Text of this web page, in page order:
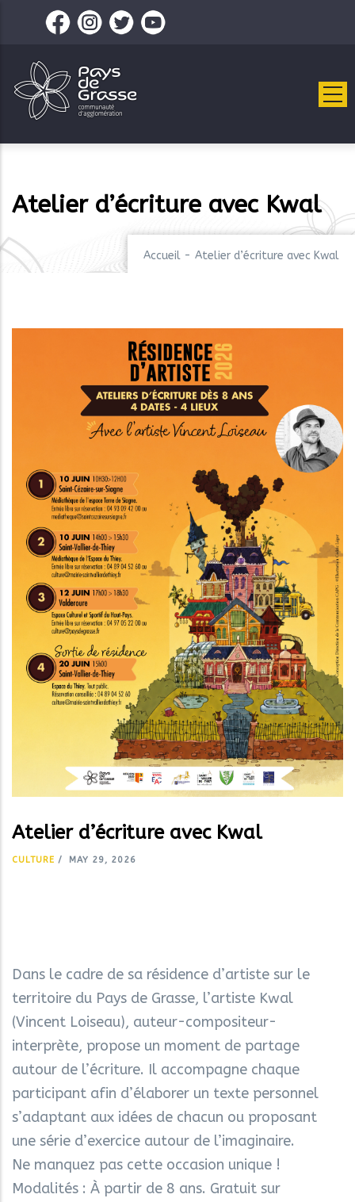
contenu
principal
Atelier d’écriture avec Kwal
Accueil - Atelier d’écriture avec Kwal
Atelier d’écriture avec Kwal
CULTURE / MAY 29, 2026
Dans le cadre de sa résidence d’artiste sur le
territoire du Pays de Grasse, l’artiste Kwal
(Vincent Loiseau), auteur-compositeur-
interprète, propose un moment de partage
autour de l’écriture. Il accompagne chaque
participant afin d’élaborer un texte personnel
s’adaptant aux idées de chacun ou proposant
une série d’exercice autour de l’imaginaire.
Ne manquez pas cette occasion unique !
Modalités : À partir de 8 ans. Gratuit sur